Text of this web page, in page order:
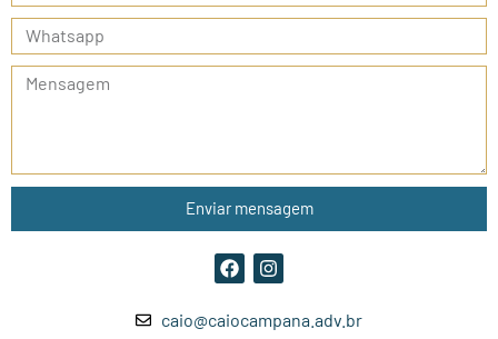
Enviar mensagem
caio@caiocampana.adv.br